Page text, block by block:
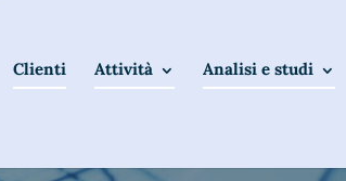
Clienti Attività Analisi e studi